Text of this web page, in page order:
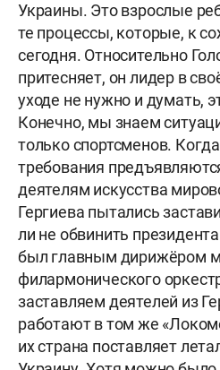
Украины. Это взрослые
те процессы, которые, к
сегодня. Относительно
притесняет, он лидер в
уходе не нужно и думать,
Конечно, мы знаем
только спортсменов.
требования
деятелям искусства
Гергиева пытались
ли не обвинить
был главным дирижёром
филармонического
заставляем деятелей из
работают в том же
их страна поставляет